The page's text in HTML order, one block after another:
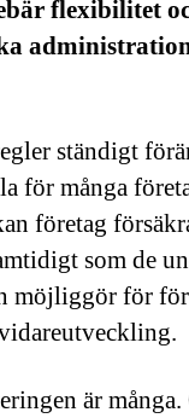
flexibilitet
ständigt
för många
företag
som de
möjliggör för
är